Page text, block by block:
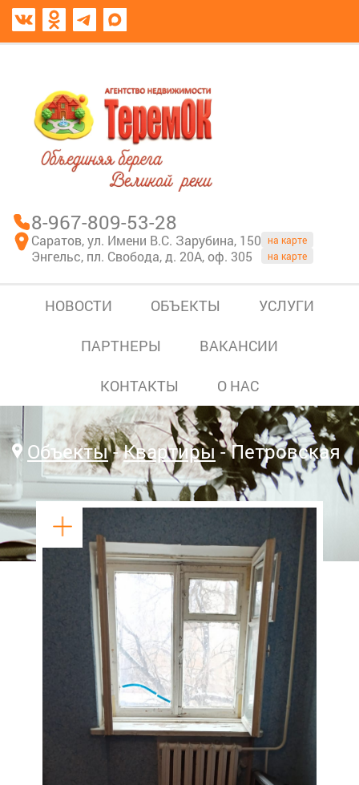
8-967-809-53-28
Саратов, ул. Имени В.С. Зарубина, 150 на карте
Энгельс, пл. Свобода, д. 20А, оф. 305 на карте
НОВОСТИ ОБЪЕКТЫ УСЛУГИ
ПАРТНЕРЫ ВАКАНСИИ
КОНТАКТЫ О НАС
Объекты Квартиры Петровская